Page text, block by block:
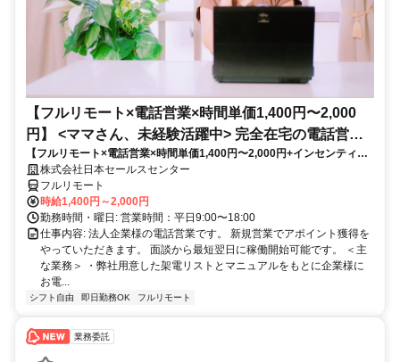
【フルリモート×電話営業×時間単価1,400円〜2,000
円】 <ママさん、未経験活躍中> 完全在宅の電話営業
で家庭と仕事の両立を実現
【フルリモート×電話営業×時間単価1,400円〜2,000円+インセンティブ
あり】 ＜ママさん、未経験活躍中＞ 完全在宅の電話営業で家庭と仕事の
両立を実現
株式会社日本セールスセンター
フルリモート
時給1,400円～2,000円
勤務時間・曜日: 営業時間：平日9:00〜18:00
仕事内容: 法人企業様の電話営業です。 新規営業でアポイント獲得を
やっていただきます。 面談から最短翌日に稼働開始可能です。 ＜主
な業務＞ ・弊社用意した架電リストとマニュアルをもとに企業様に
お電...
シフト自由 即日勤務OK フルリモート
業務委託